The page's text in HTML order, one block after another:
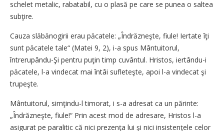
schelet metalic, rabatabil, cu o plasă pe care se punea o saltea
subţire.
Cauza slăbănogirii erau păcatele: „Îndrăzneşte, fiule! Iertate îţi
sunt păcatele tale“ (Matei 9, 2), i-a spus Mântuitorul,
întrerupându-Şi pentru puţin timp cuvântul. Hristos, iertându-i
păcatele, l-a vindecat mai întâi sufleteşte, apoi l-a vindecat şi
trupeşte.
Mântuitorul, simţindu-l timorat, i s-a adresat ca un părinte:
„Îndrăzneşte, fiule!“ Prin acest mod de adresare, Hristos l-a
asigurat pe paralitic că nici prezenţa lui şi nici insistenţele celor